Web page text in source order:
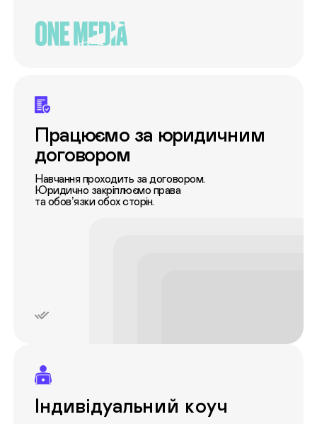
Працюємо за юридичним
договором
Навчання проходить за договором.
Юридично закріплюємо права
та обов’язки обох сторін.
Індивідуальний коуч